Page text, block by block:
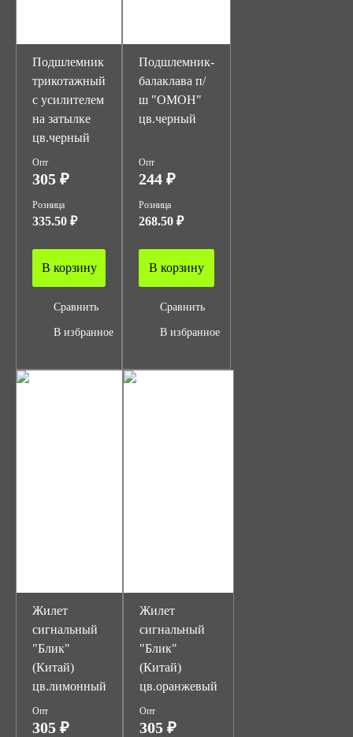
Подшлемник
трикотажный
с усилителем
на затылке
цв.черный
Опт
305 ₽
Розница
335.50 ₽
В корзину
Сравнить
В избранное
Подшлемник-
балаклава п/
ш "ОМОН"
цв.черный
Опт
244 ₽
Розница
268.50 ₽
В корзину
Сравнить
В избранное
Жилет
сигнальный
"Блик"
(Китай)
цв.лимонный
Опт
305 ₽
Жилет
сигнальный
"Блик"
(Китай)
цв.оранжевый
Опт
305 ₽